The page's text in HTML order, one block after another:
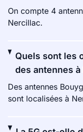
On compte 4
Nercillac.
Quels sont les
des antennes
Des antennes
sont localisées à